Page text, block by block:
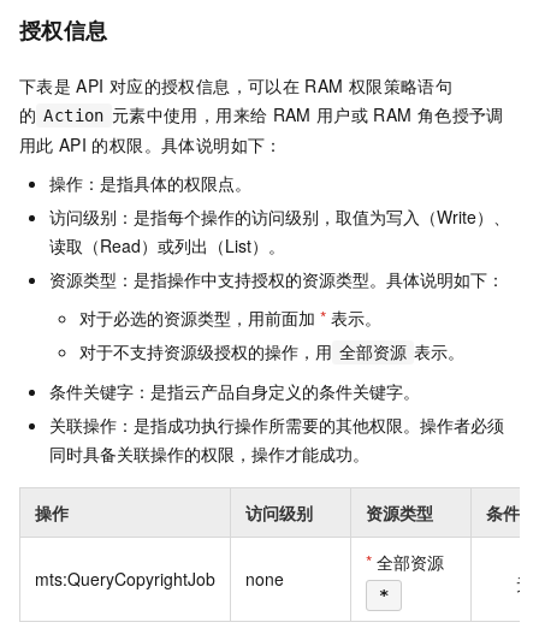
授权信息
下表是 API 对应的授权信息，可以在 RAM 权限策略语句
的 Action 元素中使用，用来给 RAM 用户或 RAM 角色授予调
用此 API 的权限。具体说明如下：
操作：是指具体的权限点。
访问级别：是指每个操作的访问级别，取值为写入（Write）、
读取（Read）或列出（List）。
资源类型：是指操作中支持授权的资源类型。具体说明如下：
对于必选的资源类型，用前面加 * 表示。
对于不支持资源级授权的操作，用 全部资源 表示。
条件关键字：是指云产品自身定义的条件关键字。
关联操作：是指成功执行操作所需要的其他权限。操作者必须
同时具备关联操作的权限，操作才能成功。
操作 访问级别 资源类型 条件
mts:QueryCopyrightJob none
* 全部资源
* 无